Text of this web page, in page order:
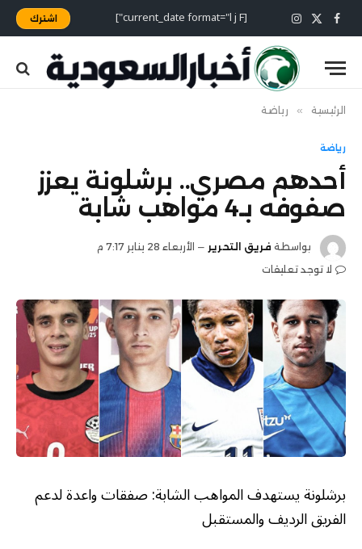
فيسبوك
X
(Twitter)
الانستغرام [current_date format="l j F"] اشترك
الرئيسية » رياضة
رياضة
أحدهم مصري.. برشلونة يعزز
صفوفه بـ4 مواهب شابة
بواسطة فريق التحرير
الأربعاء 28 يناير 7:17 م
لا توجد تعليقات
برشلونة يستهدف المواهب الشابة: صفقات واعدة لدعم
الفريق الرديف والمستقبل